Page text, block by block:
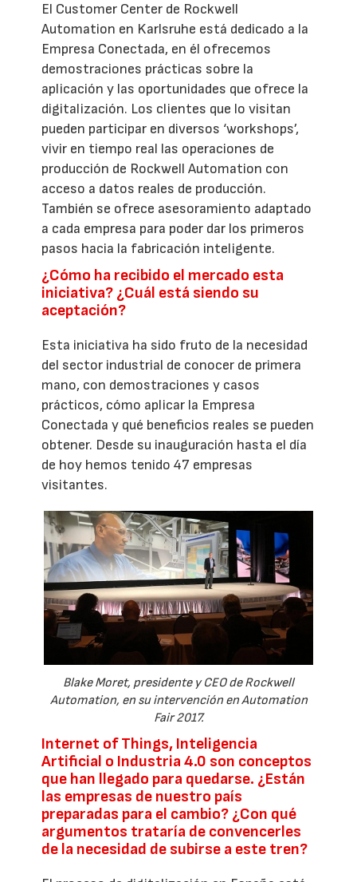
El Customer Center de Rockwell
Automation en Karlsruhe está dedicado a la
Empresa Conectada, en él ofrecemos
demostraciones prácticas sobre la
aplicación y las oportunidades que ofrece la
digitalización. Los clientes que lo visitan
pueden participar en diversos ‘workshops’,
vivir en tiempo real las operaciones de
producción de Rockwell Automation con
acceso a datos reales de producción.
También se ofrece asesoramiento adaptado
a cada empresa para poder dar los primeros
pasos hacia la fabricación inteligente.
¿Cómo ha recibido el mercado esta
iniciativa? ¿Cuál está siendo su
aceptación?
Esta iniciativa ha sido fruto de la necesidad
del sector industrial de conocer de primera
mano, con demostraciones y casos
prácticos, cómo aplicar la Empresa
Conectada y qué beneficios reales se pueden
obtener. Desde su inauguración hasta el día
de hoy hemos tenido 47 empresas
visitantes.
Blake Moret, presidente y CEO de Rockwell
Automation, en su intervención en Automation
Fair 2017.
Internet of Things, Inteligencia
Artificial o Industria 4.0 son conceptos
que han llegado para quedarse. ¿Están
las empresas de nuestro país
preparadas para el cambio? ¿Con qué
argumentos trataría de convencerles
de la necesidad de subirse a este tren?